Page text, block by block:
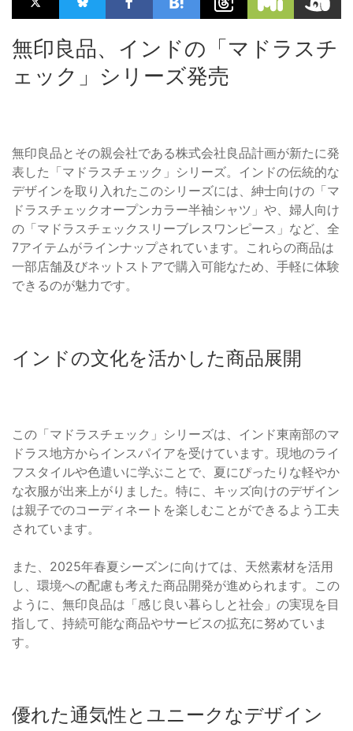
無印良品、インドの「マドラスチ
ェック」シリーズ発売
無印良品とその親会社である株式会社良品計画が新たに発
表した「マドラスチェック」シリーズ。インドの伝統的な
デザインを取り入れたこのシリーズには、紳士向けの「マ
ドラスチェックオープンカラー半袖シャツ」や、婦人向け
の「マドラスチェックスリーブレスワンピース」など、全
7アイテムがラインナップされています。これらの商品は
一部店舗及びネットストアで購入可能なため、手軽に体験
できるのが魅力です。
インドの文化を活かした商品展開
この「マドラスチェック」シリーズは、インド東南部のマ
ドラス地方からインスパイアを受けています。現地のライ
フスタイルや色遣いに学ぶことで、夏にぴったりな軽やか
な衣服が出来上がりました。特に、キッズ向けのデザイン
は親子でのコーディネートを楽しむことができるよう工夫
されています。
また、2025年春夏シーズンに向けては、天然素材を活用
し、環境への配慮も考えた商品開発が進められます。この
ように、無印良品は「感じ良い暮らしと社会」の実現を目
指して、持続可能な商品やサービスの拡充に努めていま
す。
優れた通気性とユニークなデザイン